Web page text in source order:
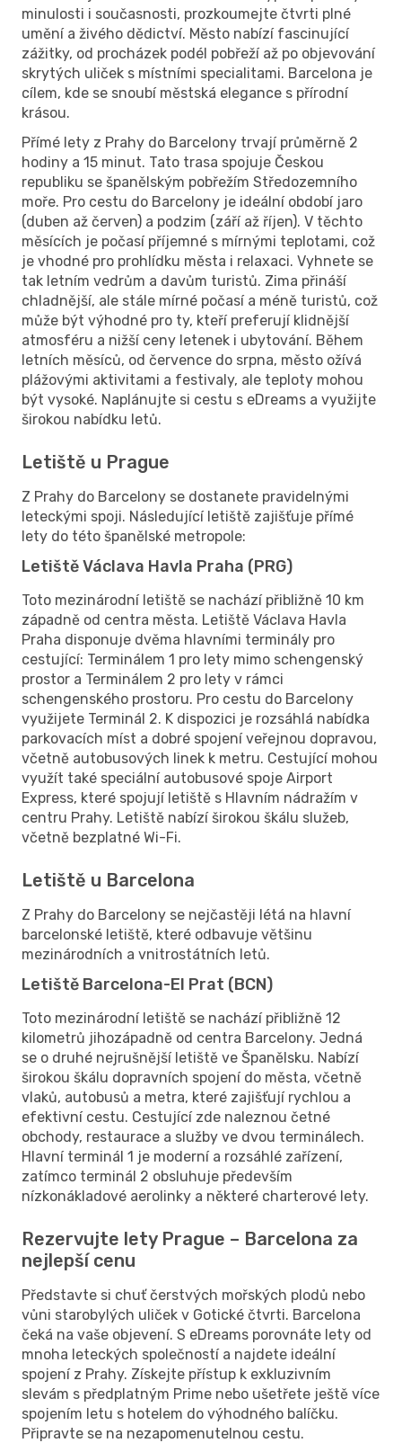
minulosti i současnosti, prozkoumejte čtvrti plné
umění a živého dědictví. Město nabízí fascinující
zážitky, od procházek podél pobřeží až po objevování
skrytých uliček s místními specialitami. Barcelona je
cílem, kde se snoubí městská elegance s přírodní
krásou.
Přímé lety z Prahy do Barcelony trvají průměrně 2
hodiny a 15 minut. Tato trasa spojuje Českou
republiku se španělským pobřežím Středozemního
moře. Pro cestu do Barcelony je ideální období jaro
(duben až červen) a podzim (září až říjen). V těchto
měsících je počasí příjemné s mírnými teplotami, což
je vhodné pro prohlídku města i relaxaci. Vyhnete se
tak letním vedrům a davům turistů. Zima přináší
chladnější, ale stále mírné počasí a méně turistů, což
může být výhodné pro ty, kteří preferují klidnější
atmosféru a nižší ceny letenek i ubytování. Během
letních měsíců, od července do srpna, město ožívá
plážovými aktivitami a festivaly, ale teploty mohou
být vysoké. Naplánujte si cestu s eDreams a využijte
širokou nabídku letů.
Letiště u Prague
Z Prahy do Barcelony se dostanete pravidelnými
leteckými spoji. Následující letiště zajišťuje přímé
lety do této španělské metropole:
Letiště Václava Havla Praha (PRG)
Toto mezinárodní letiště se nachází přibližně 10 km
západně od centra města. Letiště Václava Havla
Praha disponuje dvěma hlavními terminály pro
cestující: Terminálem 1 pro lety mimo schengenský
prostor a Terminálem 2 pro lety v rámci
schengenského prostoru. Pro cestu do Barcelony
využijete Terminál 2. K dispozici je rozsáhlá nabídka
parkovacích míst a dobré spojení veřejnou dopravou,
včetně autobusových linek k metru. Cestující mohou
využít také speciální autobusové spoje Airport
Express, které spojují letiště s Hlavním nádražím v
centru Prahy. Letiště nabízí širokou škálu služeb,
včetně bezplatné Wi-Fi.
Letiště u Barcelona
Z Prahy do Barcelony se nejčastěji létá na hlavní
barcelonské letiště, které odbavuje většinu
mezinárodních a vnitrostátních letů.
Letiště Barcelona-El Prat (BCN)
Toto mezinárodní letiště se nachází přibližně 12
kilometrů jihozápadně od centra Barcelony. Jedná
se o druhé nejrušnější letiště ve Španělsku. Nabízí
širokou škálu dopravních spojení do města, včetně
vlaků, autobusů a metra, které zajišťují rychlou a
efektivní cestu. Cestující zde naleznou četné
obchody, restaurace a služby ve dvou terminálech.
Hlavní terminál 1 je moderní a rozsáhlé zařízení,
zatímco terminál 2 obsluhuje především
nízkonákladové aerolinky a některé charterové lety.
Rezervujte lety Prague – Barcelona za
nejlepší cenu
Představte si chuť čerstvých mořských plodů nebo
vůni starobylých uliček v Gotické čtvrti. Barcelona
čeká na vaše objevení. S eDreams porovnáte lety od
mnoha leteckých společností a najdete ideální
spojení z Prahy. Získejte přístup k exkluzivním
slevám s předplatným Prime nebo ušetřete ještě více
spojením letu s hotelem do výhodného balíčku.
Připravte se na nezapomenutelnou cestu.